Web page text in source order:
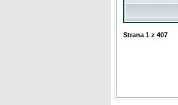
Strana 1 z 407